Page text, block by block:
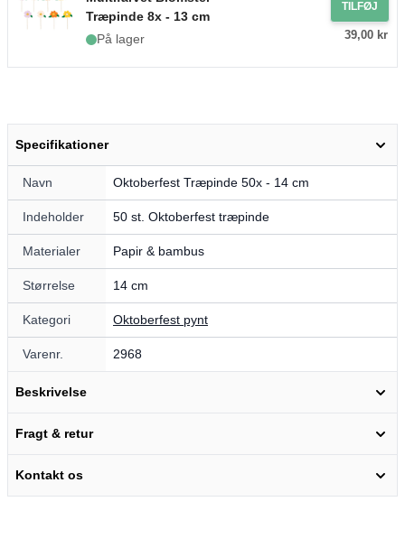
Træpinde 8x - 13 cm
På lager
TILFØJ
39,00 kr
Specifikationer
Navn Oktoberfest Træpinde 50x - 14 cm
Indeholder 50 st. Oktoberfest træpinde
Materialer Papir & bambus
Størrelse 14 cm
Kategori Oktoberfest pynt
Varenr. 2968
Beskrivelse
Fragt & retur
Kontakt os